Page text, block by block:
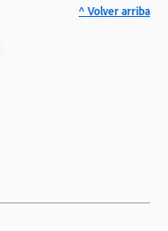
^ Volver arriba